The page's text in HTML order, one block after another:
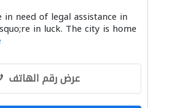
need of legal assistance in
in luck. The city is home
عرض رقم الهاتف